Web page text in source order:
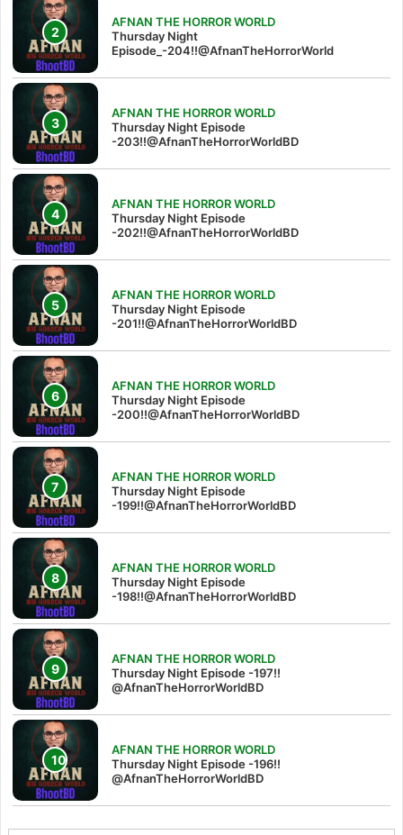
AFNAN THE HORROR WORLD
Thursday Night
Episode_-204!!@AfnanTheHorrorWorld
AFNAN THE HORROR WORLD
Thursday Night Episode
-203!!@AfnanTheHorrorWorldBD
AFNAN THE HORROR WORLD
Thursday Night Episode
-202!!@AfnanTheHorrorWorldBD
AFNAN THE HORROR WORLD
Thursday Night Episode
-201!!@AfnanTheHorrorWorldBD
AFNAN THE HORROR WORLD
Thursday Night Episode
-200!!@AfnanTheHorrorWorldBD
AFNAN THE HORROR WORLD
Thursday Night Episode
-199!!@AfnanTheHorrorWorldBD
AFNAN THE HORROR WORLD
Thursday Night Episode
-198!!@AfnanTheHorrorWorldBD
AFNAN THE HORROR WORLD
Thursday Night Episode -197!!‪
@AfnanTheHorrorWorldBD‬
AFNAN THE HORROR WORLD
Thursday Night Episode -196!!
@AfnanTheHorrorWorldBD